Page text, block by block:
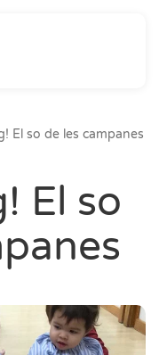
El so de les campanes
El so